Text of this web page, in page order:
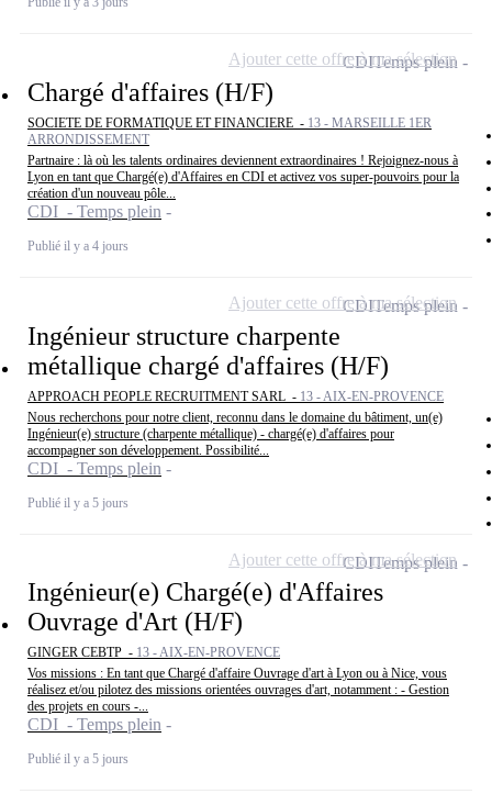
Chargé d'affaires (H/F)
SOCIETE DE FORMATIQUE ET FINANCIERE - 13 - MARSEILLE 1ER
ARRONDISSEMENT
Partnaire : là où les talents ordinaires deviennent extraordinaires ! Rejoignez-nous à
Lyon en tant que Chargé(e) d'Affaires en CDI et activez vos super-pouvoirs pour la
création d'un nouveau pôle...
CDI - Temps plein
Publié il y a 4 jours
CDITemps plein
Ajouter cette offre à ma sélection
Ingénieur structure charpente
métallique chargé d'affaires (H/F)
APPROACH PEOPLE RECRUITMENT SARL - 13 - AIX-EN-PROVENCE
Nous recherchons pour notre client, reconnu dans le domaine du bâtiment, un(e)
Ingénieur(e) structure (charpente métallique) - chargé(e) d'affaires pour
accompagner son développement. Possibilité...
CDI - Temps plein
Publié il y a 5 jours
CDITemps plein
Ajouter cette offre à ma sélection
Ingénieur(e) Chargé(e) d'Affaires
Ouvrage d'Art (H/F)
GINGER CEBTP - 13 - AIX-EN-PROVENCE
Vos missions : En tant que Chargé d'affaire Ouvrage d'art à Lyon ou à Nice, vous
réalisez et/ou pilotez des missions orientées ouvrages d'art, notamment : - Gestion
des projets en cours -...
CDI - Temps plein
Publié il y a 5 jours
CDITemps plein
Ajouter cette offre à ma sélection